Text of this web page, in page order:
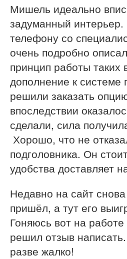
Мишель идеально
задуманный интерьер.
телефону со
очень подробно
принцип работы таких
дополнение к системе
решили заказать
впоследствии
сделали, сила
Хорошо, что не
подголовника. Он
удобства доставляет
Недавно на сайт
пришёл, а тут его
Гоняюсь вот на
решил отзыв
разве жалко!